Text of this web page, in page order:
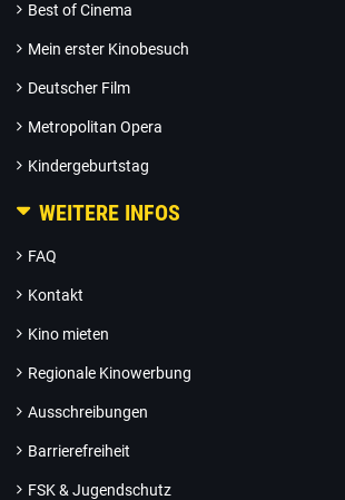
Best of Cinema
Mein erster Kinobesuch
Deutscher Film
Metropolitan Opera
Kindergeburtstag
WEITERE INFOS
FAQ
Kontakt
Kino mieten
Regionale Kinowerbung
Ausschreibungen
Barrierefreiheit
FSK & Jugendschutz